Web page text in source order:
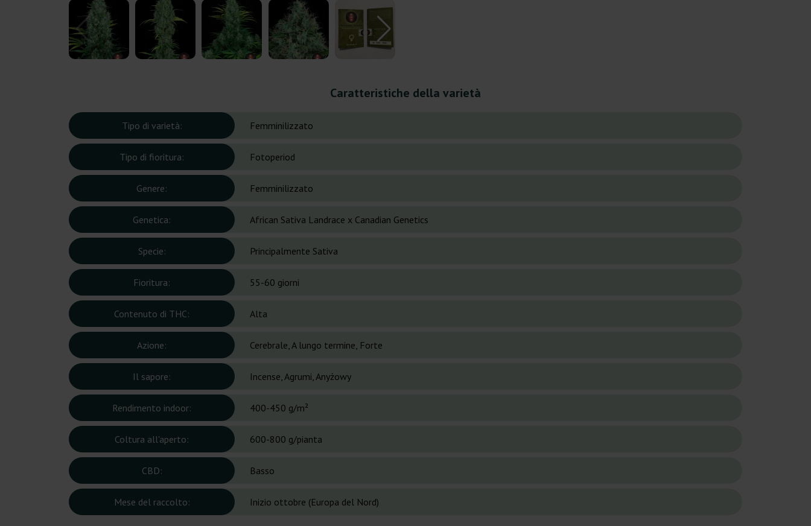
Caratteristiche della varietà
Tipo di varietà: Femminilizzato
Tipo di fioritura: Fotoperiod
Genere: Femminilizzato
Genetica: African Sativa Landrace x Canadian Genetics
Specie: Principalmente Sativa
Fioritura: 55-60 giorni
Contenuto di THC: Alta
Azione: Cerebrale, A lungo termine, Forte
Il sapore: Incense, Agrumi, Anyżowy
Rendimento indoor: 400-450 g/m²
Coltura all'aperto: 600-800 g/pianta
CBD: Basso
Mese del raccolto: Inizio ottobre (Europa del Nord)